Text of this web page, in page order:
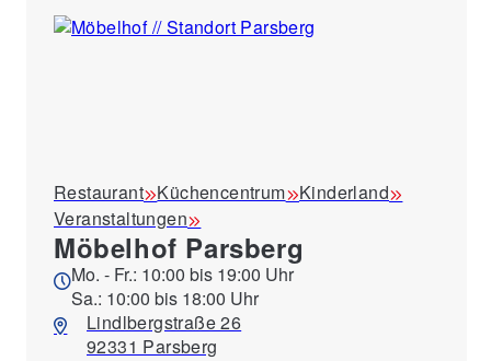
Restaurant Küchencentrum
Kinderland
Veranstaltungen
Möbelhof Parsberg
Mo. - Fr.: 10:00 bis 19:00 Uhr
Sa.: 10:00 bis 18:00 Uhr
Lindlbergstraße 26
92331 Parsberg